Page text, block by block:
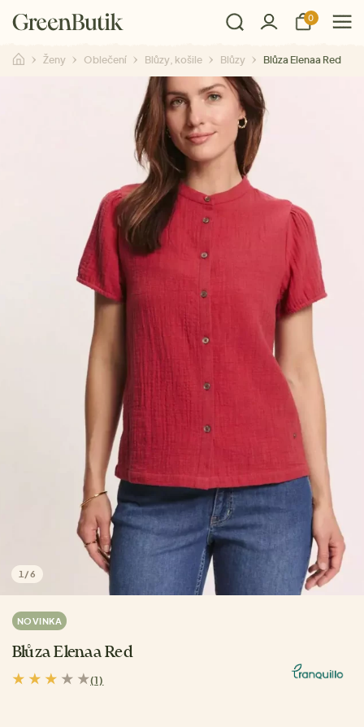
0
Ženy Oblečení Blůzy, košile Blůzy Blůza Elenaa Red
1 /6
NOVINKA
Blůza Elenaa Red
(1)